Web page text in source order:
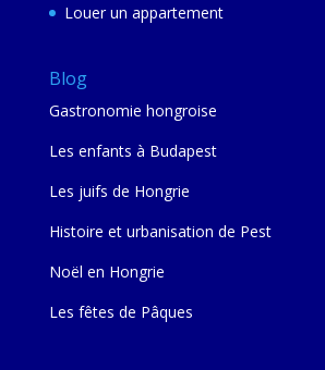
Louer un appartement
Blog
Gastronomie hongroise
Les enfants à Budapest
Les juifs de Hongrie
Histoire et urbanisation de Pest
Noël en Hongrie
Les fêtes de Pâques